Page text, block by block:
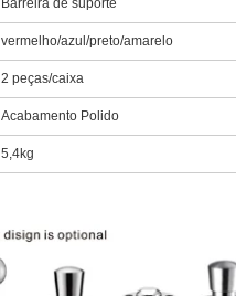
Barreira de suporte
vermelho/azul/preto/amarelo
2 peças/caixa
Acabamento Polido
5,4kg